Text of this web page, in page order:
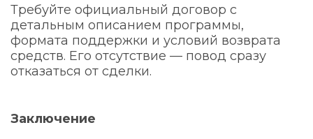
Требуйте официальный договор с
детальным описанием программы,
формата поддержки и условий возврата
средств. Его отсутствие — повод сразу
отказаться от сделки.
Заключение